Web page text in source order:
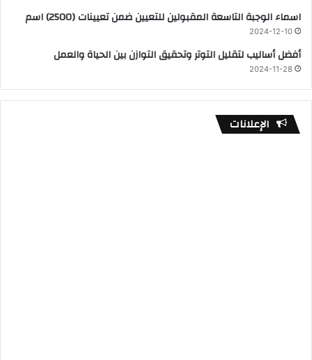
اسماء الوجبة التاسعة المقبولين للتعيين ضمن تعيينات (2500) اسم
2024-12-10
أفضل أساليب لتقليل التوتر وتحقيق التوازن بين الحياة والعمل
2024-11-28
الإعلانات